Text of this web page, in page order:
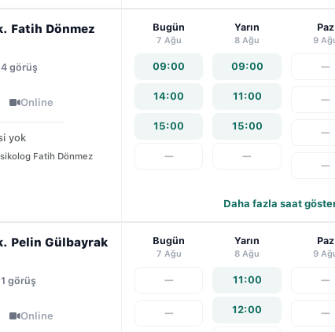
Fatih Dönmez
4 görüş
Online
yok
Fatih Dönmez
Bugün
7 Ağu
09:00
14:00
15:00
—
Yarın
8 Ağu
09:00
11:00
15:00
—
Paz
9
—
—
—
—
Daha fazla saat
Pelin Gülbayrak
1 görüş
Online
Bugün
7 Ağu
—
—
Yarın
8 Ağu
11:00
12:00
Paz
9
—
—